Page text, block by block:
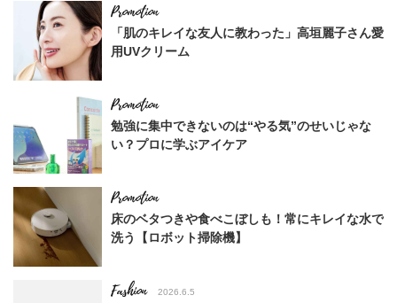
「肌のキレイな友人に教わった」高垣麗子さん愛
用UVクリーム
勉強に集中できないのは“やる気”のせいじゃな
い？プロに学ぶアイケア
床のベタつきや食べこぼしも！常にキレイな水で
洗う【ロボット掃除機】
Fashion 2026.6.5